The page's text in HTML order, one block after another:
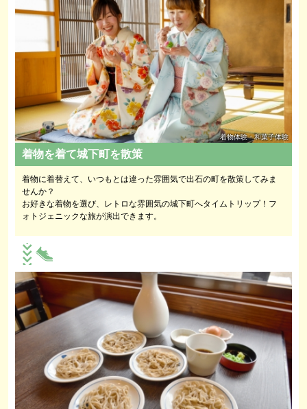
着物体験・和菓子体験
着物を着て城下町を散策
着物に着替えて、いつもとは違った雰囲気で出石の町を散策してみま
せんか？
お好きな着物を選び、レトロな雰囲気の城下町へタイムトリップ！フ
ォトジェニックな旅が演出できます。